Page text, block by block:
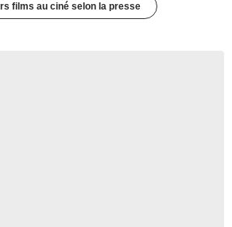
films au ciné selon la presse